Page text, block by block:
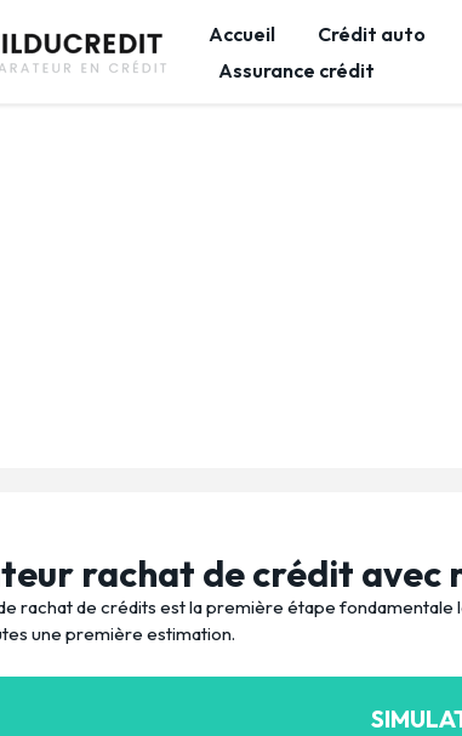
Accueil Crédit auto
Assurance crédit
rachat de crédit avec
rachat de crédits est la première étape
une première estimation.